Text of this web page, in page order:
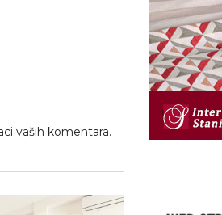
vaših komentara.